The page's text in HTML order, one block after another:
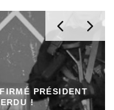
PRÉSIDENT
!